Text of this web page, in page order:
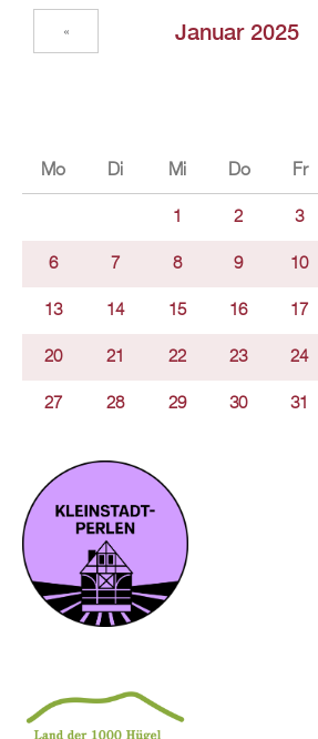
Januar 2025
«
Mo Di Mi Do Fr
1 2 3
6 7 8 9 10
13 14 15 16 17
20 21 22 23 24
27 28 29 30 31